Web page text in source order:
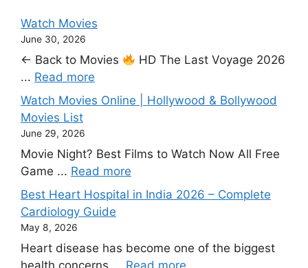
Watch Movies
June 30, 2026
← Back to Movies
HD The Last Voyage 2026
... Read more
Watch Movies Online | Hollywood & Bollywood
Movies List
June 29, 2026
Movie Night? Best Films to Watch Now All Free
Game ... Read more
Best Heart Hospital in India 2026 – Complete
Cardiology Guide
May 8, 2026
Heart disease has become one of the biggest